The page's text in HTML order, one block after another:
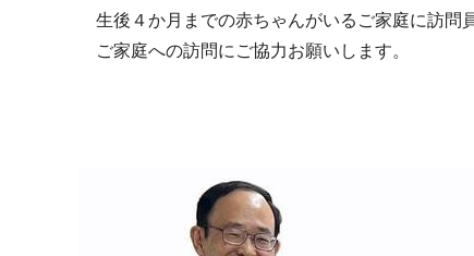
生後４か月までの赤ちゃんがいるご家庭に訪問
ご家庭への訪問にご協力お願いします。